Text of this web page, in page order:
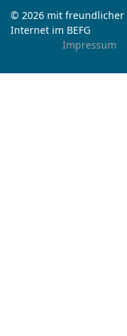
© 2026 mit freundlicher
Internet im BEFG
Impressum